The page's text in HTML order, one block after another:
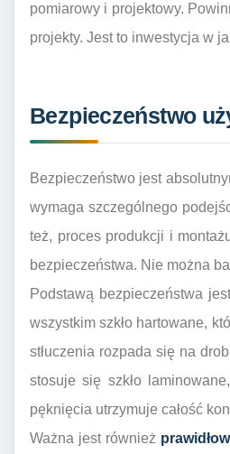
pomiarowy i projektowy.
projekty. Jest to inwestycja w
Bezpieczeństwo
Bezpieczeństwo jest
wymaga szczególnego
też, proces produkcji i
bezpieczeństwa. Nie można
Podstawą bezpieczeństwa
wszystkim szkło hartowane,
stłuczenia rozpada się na
stosuje się szkło
pęknięcia utrzymuje całość
Ważna jest również